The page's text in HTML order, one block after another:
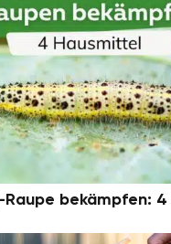
Raupe bekämpfen: